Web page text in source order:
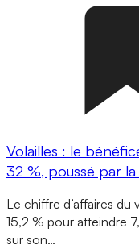
Volailles : le
32 %, poussé par
Le chiffre d’affaires du
15,2 % pour atteindre
sur son…